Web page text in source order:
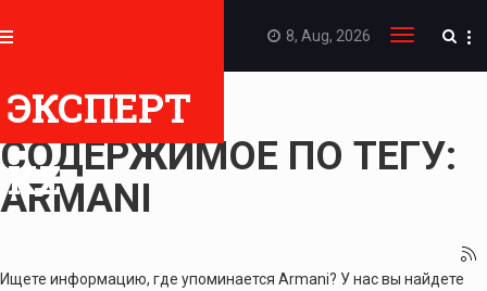
ЭКСПЕРТ
KZ
8, Aug, 2026
Toggle
ПОКАЗАТЬ
СОДЕРЖИМОЕ ПО ТЕГУ:
ARMANI
Ищете информацию, где упоминается Armani? У нас вы найдете